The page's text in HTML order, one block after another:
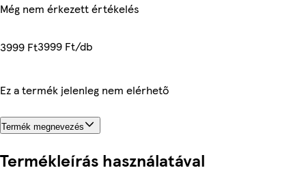
Még nem érkezett értékelés
3999 Ft3999 Ft/db
Ez a termék jelenleg nem elérhető
Termék megnevezés
Termékleírás használatával